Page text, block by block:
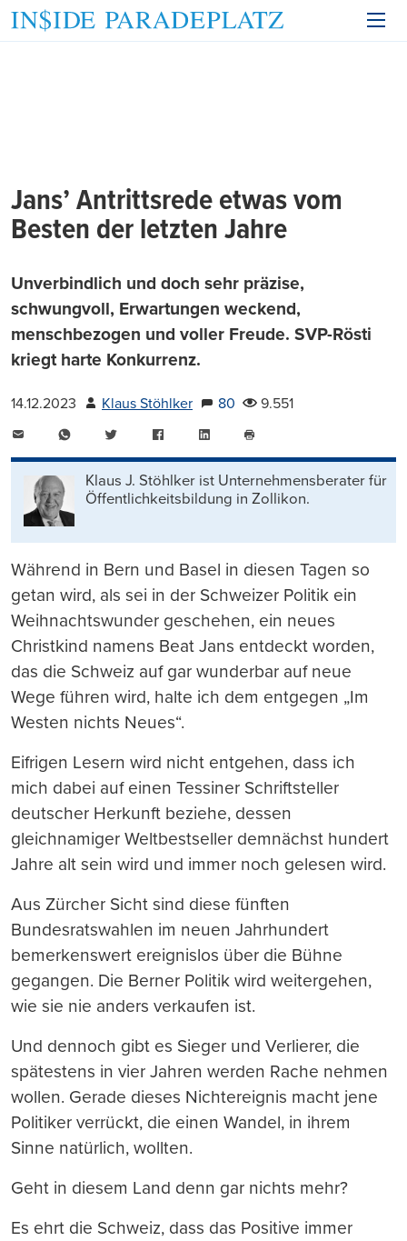
Jans’ Antrittsrede etwas vom
Besten der letzten Jahre
Unverbindlich und doch sehr präzise,
schwungvoll, Erwartungen weckend,
menschbezogen und voller Freude. SVP-Rösti
kriegt harte Konkurrenz.
14.12.2023 Klaus Stöhlker 80
9.551
WhatsAppTwitter FacebookLinkedIn
drucken
Klaus J. Stöhlker ist Unternehmens­berater für
Öffentlichkeits­bildung in Zollikon.
Während in Bern und Basel in diesen Tagen so
getan wird, als sei in der Schweizer Politik ein
Weihnachtswunder geschehen, ein neues
Christkind namens Beat Jans entdeckt worden,
das die Schweiz auf gar wunderbar auf neue
Wege führen wird, halte ich dem entgegen „Im
Westen nichts Neues“.
Eifrigen Lesern wird nicht entgehen, dass ich
mich dabei auf einen Tessiner Schriftsteller
deutscher Herkunft beziehe, dessen
gleichnamiger Weltbestseller demnächst hundert
Jahre alt sein wird und immer noch gelesen wird.
Aus Zürcher Sicht sind diese fünften
Bundesratswahlen im neuen Jahrhundert
bemerkenswert ereignislos über die Bühne
gegangen. Die Berner Politik wird weitergehen,
wie sie nie anders verkaufen ist.
Und dennoch gibt es Sieger und Verlierer, die
spätestens in vier Jahren werden Rache nehmen
wollen. Gerade dieses Nichtereignis macht jene
Politiker verrückt, die einen Wandel, in ihrem
Sinne natürlich, wollten.
Geht in diesem Land denn gar nichts mehr?
Es ehrt die Schweiz, dass das Positive immer